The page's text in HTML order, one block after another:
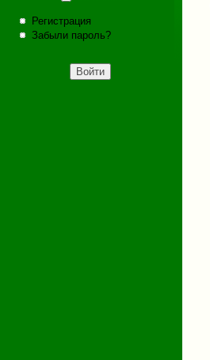
Регистрация
Забыли пароль?